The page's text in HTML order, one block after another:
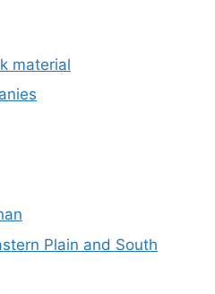
material
Plain and South